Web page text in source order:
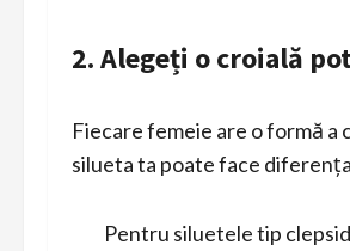
2. Alegeți o croială
Fiecare femeie are o formă
silueta ta poate face
Pentru siluetele tip